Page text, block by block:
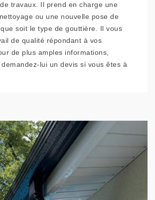
travaux. Il prend en charge une
ou une nouvelle pose de
soit le type de gouttière. Il vous
de qualité répondant à vos
de plus amples informations,
lui un devis si vous êtes à